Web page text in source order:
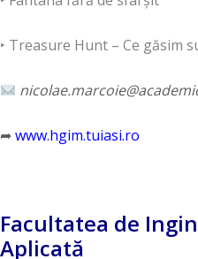
‣ Treasure Hunt – Ce găsim
➦www.hgim.tuiasi.ro
Facultatea de
Aplicată